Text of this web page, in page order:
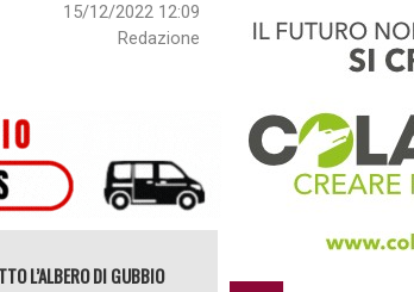
15/12/2022 12:09
Redazione
L’ALBERO DI GUBBIO